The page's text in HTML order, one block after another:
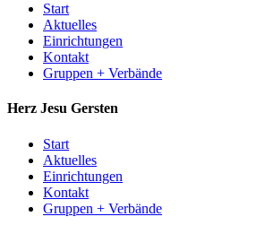
Start
Aktuelles
Einrichtungen
Kontakt
Gruppen + Verbände
Herz Jesu Gersten
Start
Aktuelles
Einrichtungen
Kontakt
Gruppen + Verbände